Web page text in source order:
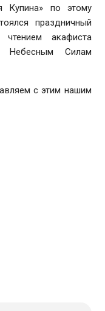
Купина» по этому
праздничный
акафиста
Небесным Силам
с этим нашим